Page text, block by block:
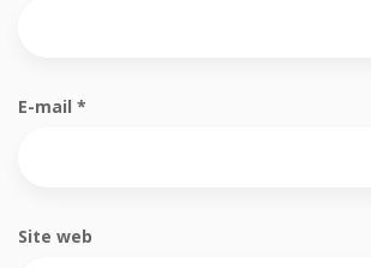
E-mail *
Site web